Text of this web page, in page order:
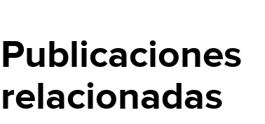
Publicaciones
relacionadas